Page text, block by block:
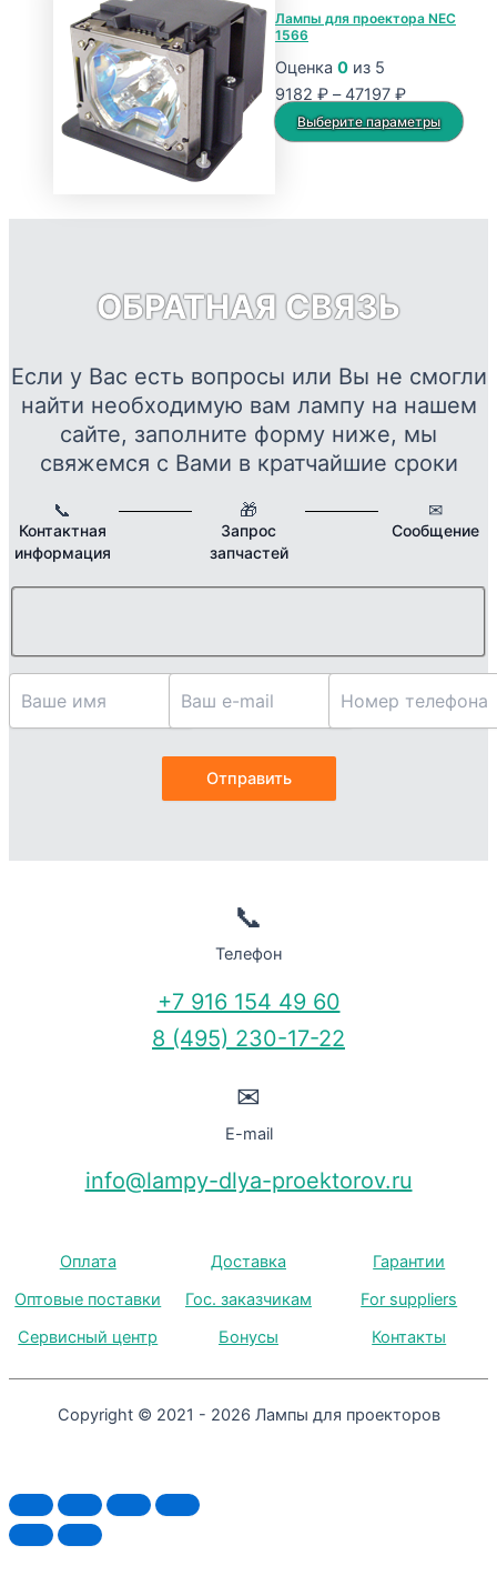
9182 ₽
–
19718 ₽
имеет
вариаций.
Опции
можно
выбрать
товара.
Лампы для проектора NEC
1566
Оценка 0 из 5
9182 ₽ – 47197 ₽Диапазон
цен:
9182 ₽
Выберите параметры
ОБРАТНАЯ СВЯЗЬ
Если у Вас есть вопросы или Вы не смогли
найти необходимую вам лампу на нашем
сайте, заполните форму ниже, мы
свяжемся с Вами в кратчайшие сроки
📞
Контактная
информация
🎁
Запрос
запчастей
✉
Сообщение
📞
Телефон
+7 916 154 49 60
8 (495) 230-17-22
✉
E-mail
info@lampy-dlya-proektorov.ru
Оплата Доставка
Гарантии
Оптовые поставки
Гос. заказчикам
For suppliers
Сервисный центр
Бонусы Контакты
Copyright © 2021 - 2026 Лампы для проекторов